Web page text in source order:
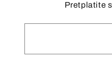
Pretplatite